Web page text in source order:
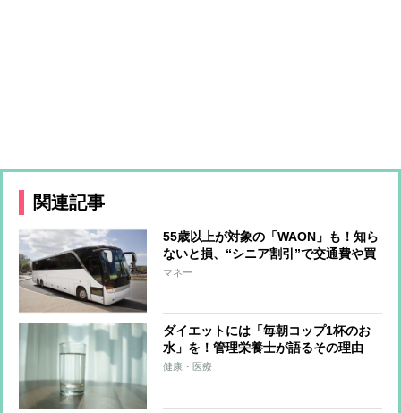
関連記事
55歳以上が対象の「WAON」も！知ら
ないと損、“シニア割引”で交通費や買
い物がお得に
マネー
ダイエットには「毎朝コップ1杯のお
水」を！管理栄養士が語るその理由
健康・医療